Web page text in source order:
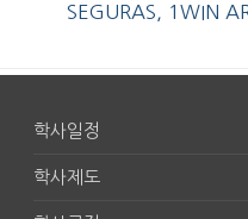
SEGURAS, 1WIN
학사일정
학사제도